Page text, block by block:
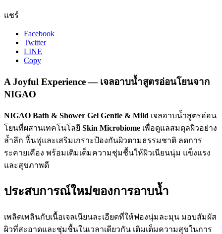
แชร์
Facebook
Twitter
LINE
Copy
A Joyful Experience — เจลอาบน้ำสูตรอ่อนโยนจาก
NIGAO
NIGAO Bath & Shower Gel Gentle & Mild เจลอาบน้ำสูตรอ่อน
โยนที่ผสานเทคโนโลยี Skin Microbiome เพื่อดูแลสมดุลผิวอย่าง
ล้ำลึก ฟื้นฟูและเสริมเกราะป้องกันผิวตามธรรมชาติ ลดการ
ระคายเคือง พร้อมเติมเต็มความชุ่มชื้นให้ผิวเนียนนุ่ม แข็งแรง
และสุขภาพดี
ประสบการณ์ใหม่ของการอาบน้ำ
เพลิดเพลินกับเนื้อเจลเนียนละเอียดที่ให้ฟองนุ่มละมุน มอบสัมผัส
ผิวที่สะอาดและชุ่มชื้นในเวลาเดียวกัน เติมเต็มความสุขในการ